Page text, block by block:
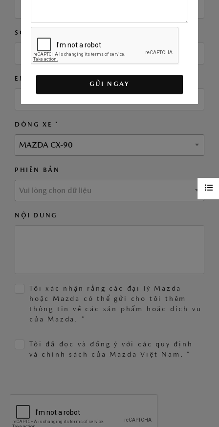
SỐ ĐIỆN THOẠI *
EMAIL
DÒNG XE *
MAZDA CX-90
PHIÊN BẢN
Vui lòng chọn dữ liệu
NỘI DUNG
Tôi xác nhận rằng các đại lý Mazda
hoặc Mazda có thể gửi cho tôi thêm
thông tin về các sản phẩm hoặc dịch vụ
của Mazda. *
Tôi đã đọc và đồng ý với các quy định
và chính sách của Mazda Việt Nam. *
GỬI NGAY